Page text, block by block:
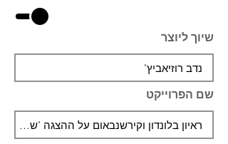
שיוך ליוצר
שם הפרוייקט